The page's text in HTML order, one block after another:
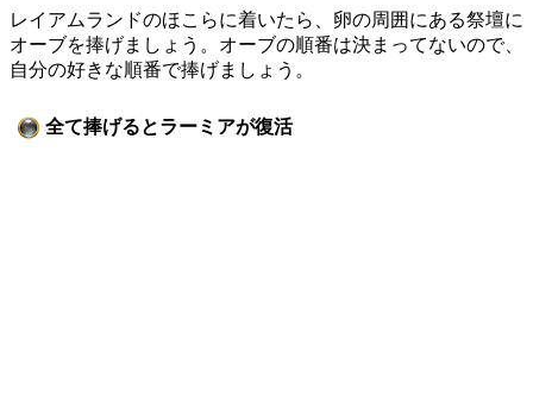
レイアムランドのほこらに着いたら、卵の周囲にある祭壇に
オーブを捧げましょう。オーブの順番は決まってないので、
自分の好きな順番で捧げましょう。
全て捧げるとラーミアが復活